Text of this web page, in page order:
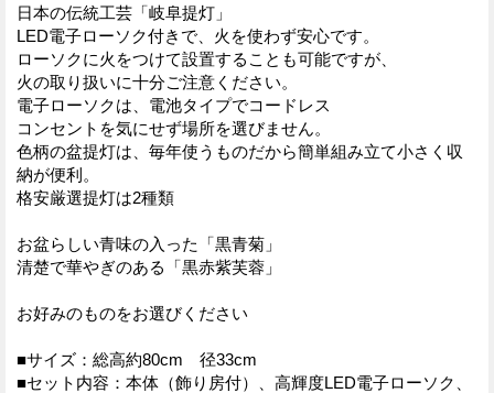
日本の伝統工芸「岐阜提灯」
LED電子ローソク付きで、火を使わず安心です。
ローソクに火をつけて設置することも可能ですが、
火の取り扱いに十分ご注意ください。
電子ローソクは、電池タイプでコードレス
コンセントを気にせず場所を選びません。
色柄の盆提灯は、毎年使うものだから簡単組み立て小さく収
納が便利。
格安厳選提灯は2種類
お盆らしい青味の入った「黒青菊」
清楚で華やぎのある「黒赤紫芙蓉」
お好みのものをお選びください
■サイズ：総高約80cm 径33cm
■セット内容：本体（飾り房付）、高輝度LED電子ローソク、